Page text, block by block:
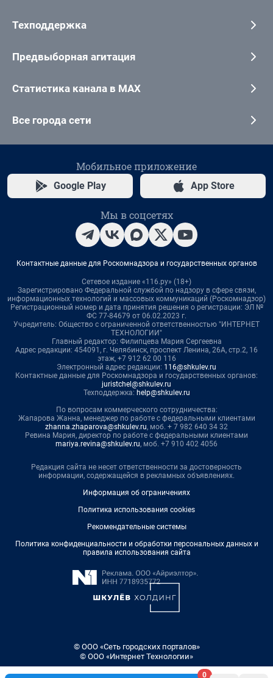
0
Техподдержка
Предвыборная агитация
Статистика канала в MAX
Все города сети
Мобильное приложение
Google Play App Store
Мы в соцсетях
Контактные данные для Роскомнадзора и государственных органов
Сетевое издание «116.ру» (18+)
Зарегистрировано Федеральной службой по надзору в сфере связи,
информационных технологий и массовых коммуникаций (Роскомнадзор)
Регистрационный номер и дата принятия решения о регистрации: ЭЛ №
ФС 77-84679 от 06.02.2023 г.
Учредитель: Общество с ограниченной ответственностью "ИНТЕРНЕТ
ТЕХНОЛОГИИ"
Главный редактор: Филипцева Мария Сергеевна
Адрес редакции: 454091, г. Челябинск, проспект Ленина, 26А, стр.2, 16
этаж, +7 912 62 00 116
Электронный адрес редакции: 116@shkulev.ru
Контактные данные для Роскомнадзора и государственных органов:
juristchel@shkulev.ru
Техподдержка: help@shkulev.ru
По вопросам коммерческого сотрудничества:
Жапарова Жанна, менеджер по работе с федеральными клиентами
zhanna.zhaparova@shkulev.ru, моб. + 7 982 640 34 32
Ревина Мария, директор по работе с федеральными клиентами
mariya.revina@shkulev.ru, моб. +7 910 402 4056
Редакция сайта не несет ответственности за достоверность
информации, содержащейся в рекламных объявлениях.
Информация об ограничениях
Политика использования cookies
Рекомендательные системы
Политика конфиденциальности и обработки персональных данных и
правила использования сайта
© ООО «Сеть городских порталов»
© ООО «Интернет Технологии»